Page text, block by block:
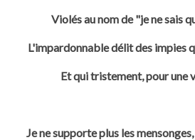
Violés au nom de "je ne sais
L'impardonnable délit des impies
Et qui tristement, pour une
Je ne supporte plus les